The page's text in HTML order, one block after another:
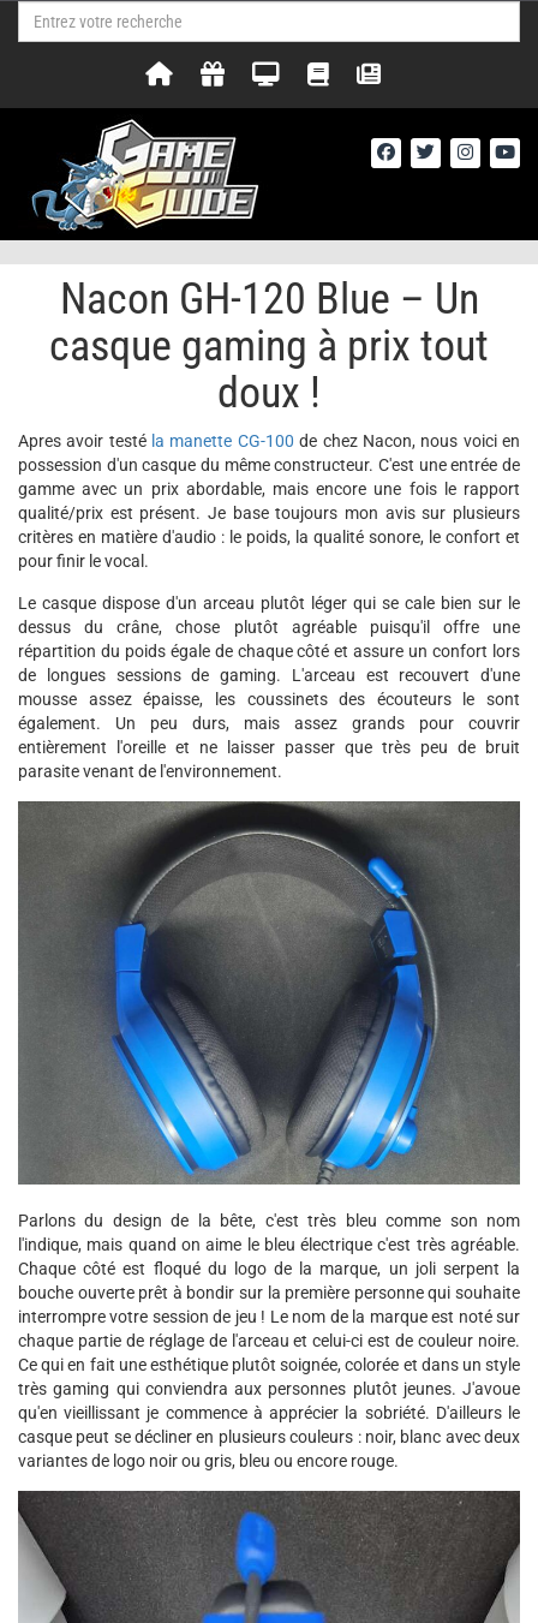
Nacon GH-120 Blue – Un
casque gaming à prix tout
doux !
Apres avoir testé la manette CG-100 de chez Nacon, nous voici en
possession d'un casque du même constructeur. C'est une entrée de
gamme avec un prix abordable, mais encore une fois le rapport
qualité/prix est présent. Je base toujours mon avis sur plusieurs
critères en matière d'audio : le poids, la qualité sonore, le confort et
pour finir le vocal.
Le casque dispose d'un arceau plutôt léger qui se cale bien sur le
dessus du crâne, chose plutôt agréable puisqu'il offre une
répartition du poids égale de chaque côté et assure un confort lors
de longues sessions de gaming. L'arceau est recouvert d'une
mousse assez épaisse, les coussinets des écouteurs le sont
également. Un peu durs, mais assez grands pour couvrir
entièrement l'oreille et ne laisser passer que très peu de bruit
parasite venant de l'environnement.
Parlons du design de la bête, c'est très bleu comme son nom
l'indique, mais quand on aime le bleu électrique c'est très agréable.
Chaque côté est floqué du logo de la marque, un joli serpent la
bouche ouverte prêt à bondir sur la première personne qui souhaite
interrompre votre session de jeu ! Le nom de la marque est noté sur
chaque partie de réglage de l'arceau et celui-ci est de couleur noire.
Ce qui en fait une esthétique plutôt soignée, colorée et dans un style
très gaming qui conviendra aux personnes plutôt jeunes. J'avoue
qu'en vieillissant je commence à apprécier la sobriété. D'ailleurs le
casque peut se décliner en plusieurs couleurs : noir, blanc avec deux
variantes de logo noir ou gris, bleu ou encore rouge.